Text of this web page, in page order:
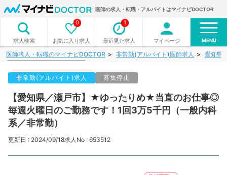
医師の求人・転職・アルバイトはマイナビDOCTOR
求人検索 お気に入り求人
0
最近見た求人
1
マイページ MENU
医師求人・転職のマイナビDOCTOR 非常勤(アルバイト)医師求人 愛知県
非常勤(アルバイト)求人 募集停止
【愛知県／瀬戸市】★ゆったりめ★当直のお仕事◎
毎週火曜日のご勤務です！1回3万5千円（一般内科
系／非常勤）
更新日 : 2024/09/18求人No : 653512